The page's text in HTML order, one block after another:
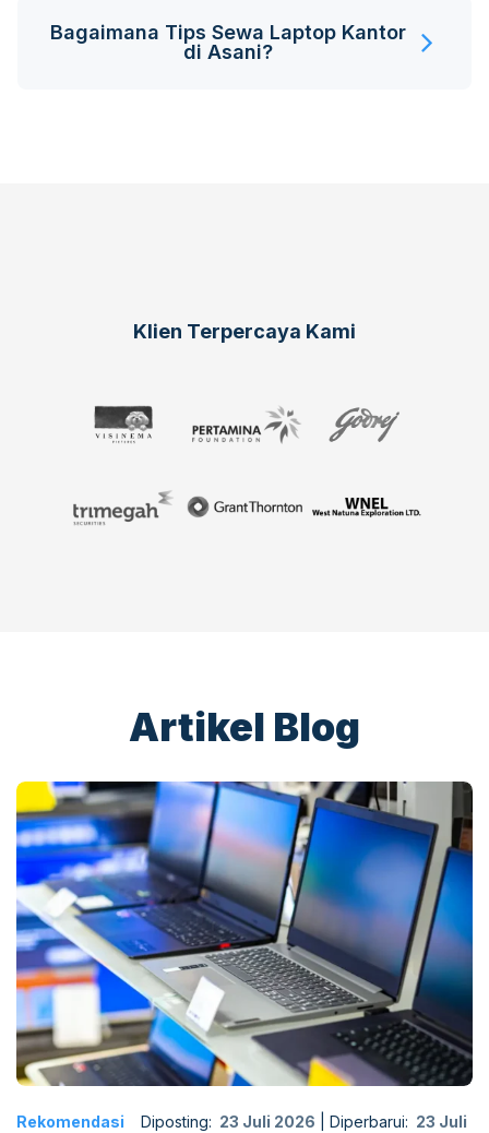
Bagaimana Tips Sewa Laptop Kantor
di Asani?
Klien Terpercaya Kami
Artikel Blog
Rekomendasi Diposting: 23 Juli 2026 Diperbarui: 23 Juli